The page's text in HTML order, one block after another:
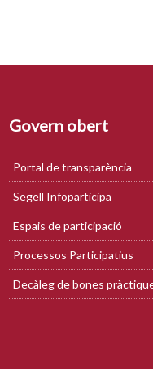
Govern obert
Portal de transparència
Segell Infoparticipa
Espais de participació
Processos Participatius
Decàleg de bones